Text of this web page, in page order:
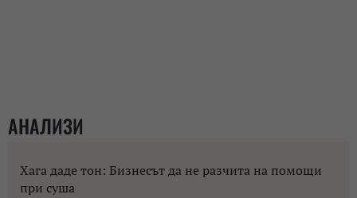
АНАЛИЗИ
Хага даде тон: Бизнесът да не разчита на помощи
при суша